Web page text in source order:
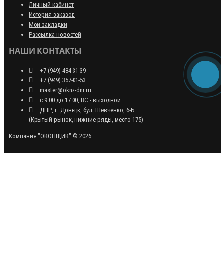
Личный кабинет
История заказов
Мои закладки
Рассылка новостей
НАШИ КОНТАКТЫ
+7 (949) 484-31-39
+7 (949) 357-01-53
master@okna-dnr.ru
с 9:00 до 17:00, ВС - выходной
ДНР, г. Донецк, бул. Шевченко, 6-Б
(Крытый рынок, нижние ряды, место 175)
Компания "ОКОНЩИК" © 2026